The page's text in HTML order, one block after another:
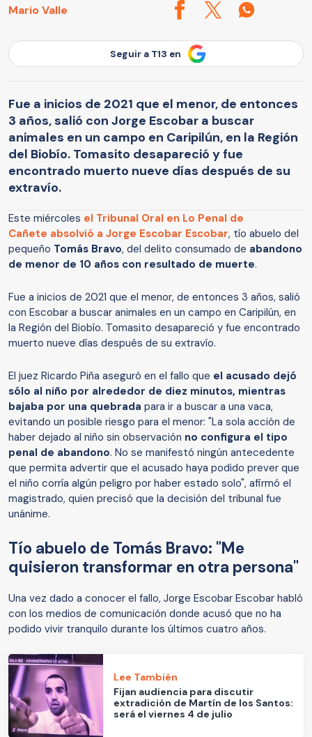
Mario Valle
Seguir a T13 en
Fue a inicios de 2021 que el menor, de entonces
3 años, salió con Jorge Escobar a buscar
animales en un campo en Caripilún, en la Región
del Biobío. Tomasito desapareció y fue
encontrado muerto nueve días después de su
extravío.
Este miércoles el Tribunal Oral en Lo Penal de
Cañete absolvió a Jorge Escobar Escobar, tío abuelo del
pequeño Tomás Bravo, del delito consumado de abandono
de menor de 10 años con resultado de muerte.
Fue a inicios de 2021 que el menor, de entonces 3 años, salió
con Escobar a buscar animales en un campo en Caripilún, en
la Región del Biobío. Tomasito desapareció y fue encontrado
muerto nueve días después de su extravío.
El juez Ricardo Piña aseguró en el fallo que el acusado dejó
sólo al niño por alrededor de diez minutos, mientras
bajaba por una quebrada para ir a buscar a una vaca,
evitando un posible riesgo para el menor: "La sola acción de
haber dejado al niño sin observación no configura el tipo
penal de abandono. No se manifestó ningún antecedente
que permita advertir que el acusado haya podido prever que
el niño corría algún peligro por haber estado solo", afirmó el
magistrado, quien precisó que la decisión del tribunal fue
unánime.
Tío abuelo de Tomás Bravo: "Me
quisieron transformar en otra persona"
Una vez dado a conocer el fallo, Jorge Escobar Escobar habló
con los medios de comunicación donde acusó que no ha
podido vivir tranquilo durante los últimos cuatro años.
Lee También
Fijan audiencia para discutir
extradición de Martín de los Santos:
será el viernes 4 de julio